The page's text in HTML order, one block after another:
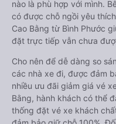
nào là phù hợp với mình.
có được chỗ ngồi yêu
Cao Bằng từ Bình Phước
đặt trực tiếp vẫn chưa
Cho nên để dễ dàng so
các nhà xe đi, được đảm
nhiều ưu đãi giảm giá vé
Bằng, hành khách có thể
thống đặt vé xe khách